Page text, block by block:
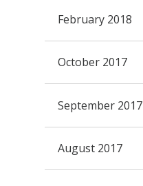
February 2018
October 2017
September 2017
August 2017